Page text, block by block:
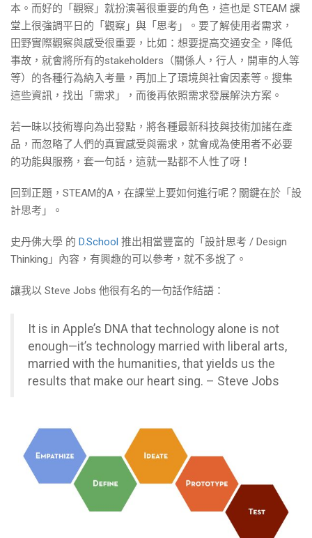
本。而好的「觀察」就扮演著很重要的角色，這也是 STEAM 課
堂上很強調平日的「觀察」與「思考」。要了解使用者需求，
田野實際觀察與感受很重要，比如：想要提高交通安全，降低
事故，就會將所有的stakeholders（關係人，行人，開車的人等
等）的各種行為納入考量，再加上了環境與社會因素等。搜集
這些資訊，找出「需求」，而後再依照需求發展解決方案。
若一昧以技術導向為出發點，將各種最新科技與技術加諸在產
品，而忽略了人們的真實感受與需求，就會成為使用者不必要
的功能與服務，套一句話，這就一點都不人性了呀！
回到正題，STEAM的A，在課堂上要如何進行呢？關鍵在於「設
計思考」。
史丹佛大學 的 D.School 推出相當豐富的「設計思考 / Design
Thinking」內容，有興趣的可以參考，就不多說了。
讓我以 Steve Jobs 他很有名的一句話作結語：
It is in Apple’s DNA that technology alone is not
enough—it’s technology married with liberal arts,
married with the humanities, that yields us the
results that make our heart sing. – Steve Jobs